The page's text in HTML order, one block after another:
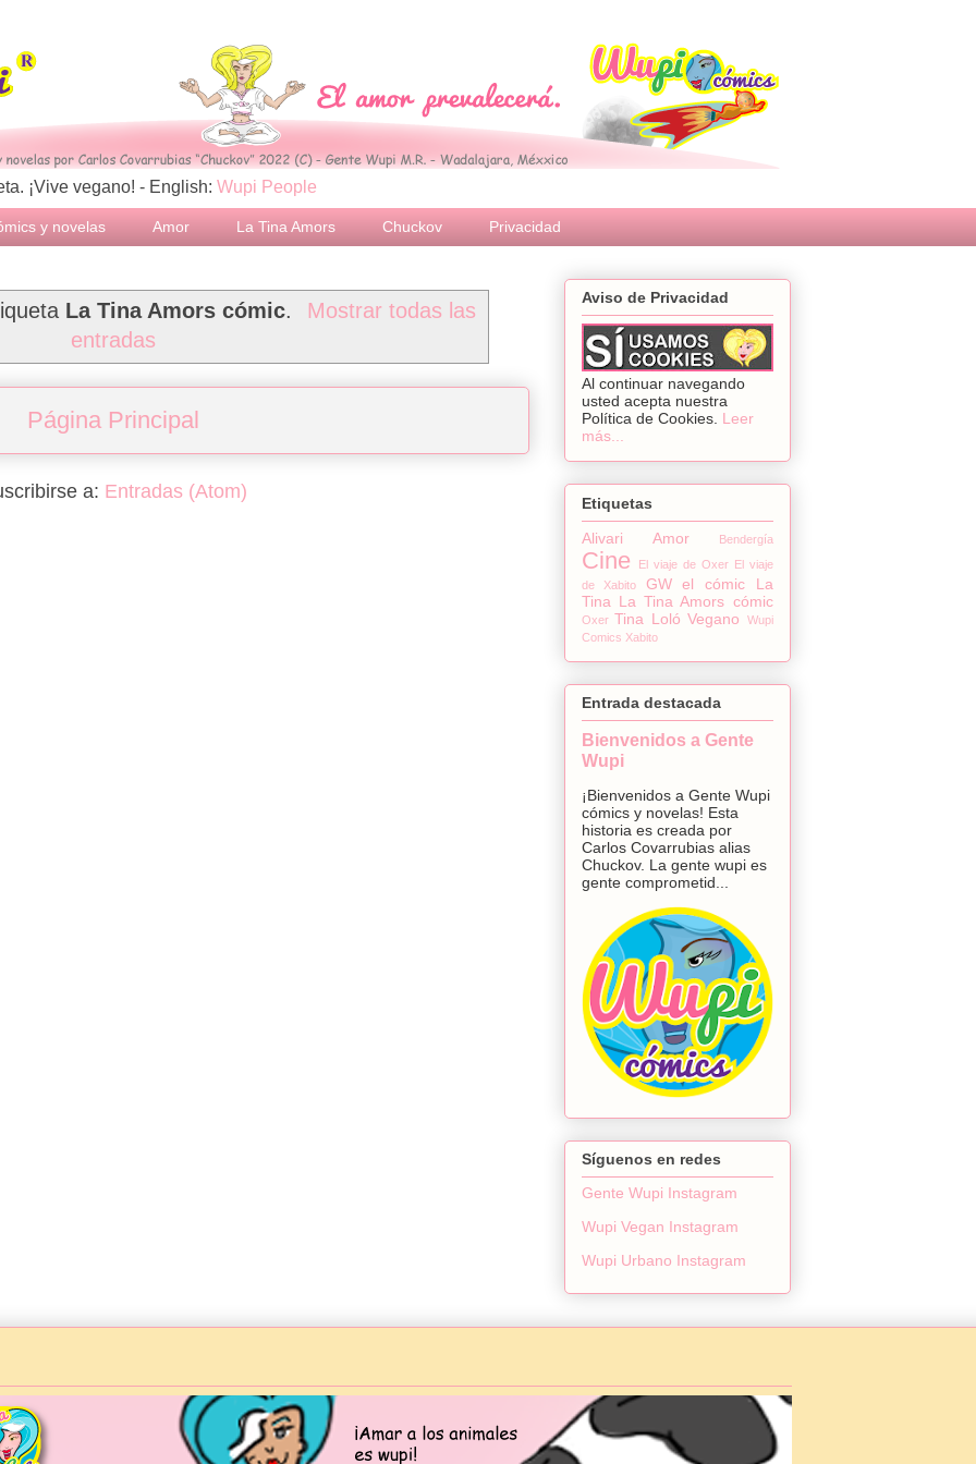
¡Vive vegano! - English: Wupi People
y novelas Amor La Tina Amors Chuckov Privacidad
La Tina Amors cómic.
Mostrar todas las
entradas
Página Principal
a: Entradas (Atom)
Aviso de Privacidad
Al continuar navegando
usted acepta nuestra
Política de Cookies. Leer
más...
Etiquetas
Alivari
Amor Bendergía
Cine El viaje de Oxer El viaje
de Xabito
GW el cómic
La
Tina La Tina Amors cómic
Oxer Tina Loló Vegano
Wupi
Comics Xabito
Entrada destacada
Bienvenidos a Gente
Wupi
¡Bienvenidos a Gente Wupi
cómics y novelas! Esta
historia es creada por
Carlos Covarrubias alias
Chuckov. La gente wupi es
gente comprometid...
Síguenos en redes
Gente Wupi Instagram
Wupi Vegan Instagram
Wupi Urbano Instagram